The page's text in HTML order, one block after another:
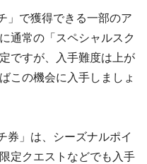
」で獲得できる一部のア
通常の「スペシャルスク
ですが、入手難度は上が
この機会に入手しましょ
券」は、シーズナルポイ
定クエストなどでも入手